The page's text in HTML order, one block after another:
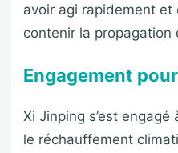
avoir agi rapidement
contenir la propagation
Engagement
Xi Jinping s’est
le réchauffement